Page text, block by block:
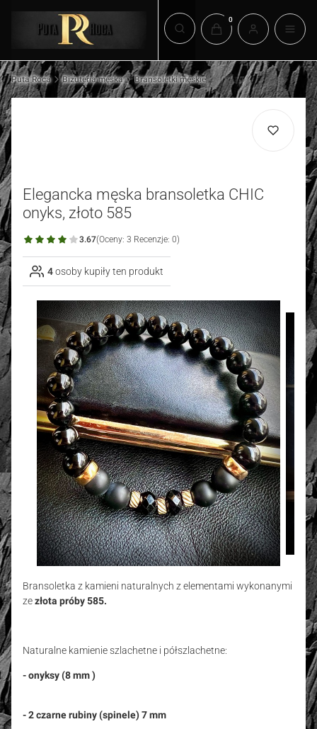
Otwórz wyszukiwarkę
Produkty w koszyku:
Puta Roca Biżuteria męska Bransoletki męskie
Elegancka męska bransoletka CHIC
onyks, złoto 585
3.67(Oceny: 3 Recenzje: 0)
4osoby kupiły ten produkt
Bransoletka z kamieni naturalnych z elementami wykonanymi
zezłota próby 585.
Naturalne kamienie szlachetne i półszlachetne:
- onyksy (8 mm )
- 2 czarne rubiny (spinele) 7 mm